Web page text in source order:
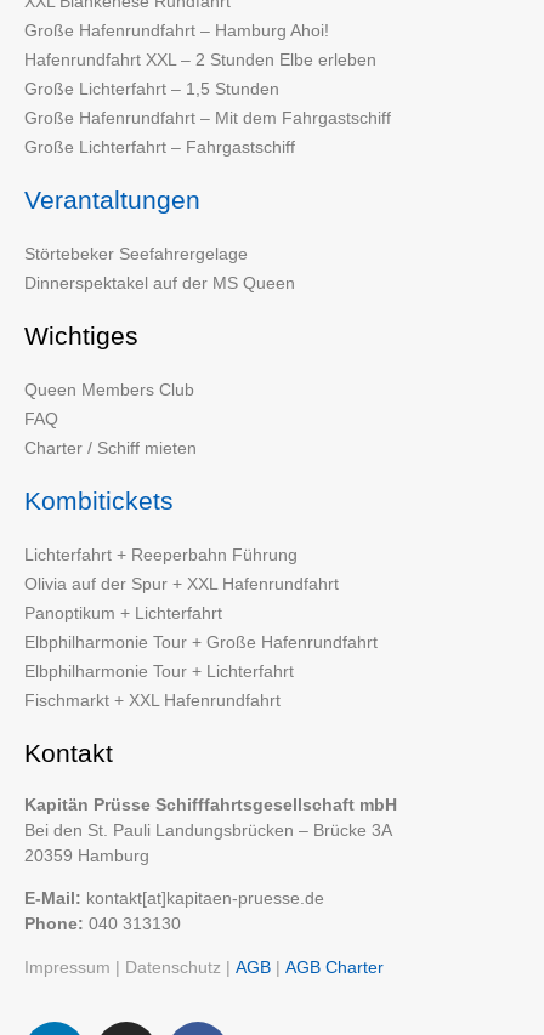
Große Hafenrundfahrt – Hamburg Ahoi!
Hafenrundfahrt XXL – 2 Stunden Elbe erleben
Große Lichterfahrt – 1,5 Stunden
Große Hafenrundfahrt – Mit dem Fahrgastschiff
Große Lichterfahrt – Fahrgastschiff
Verantaltungen
Störtebeker Seefahrergelage
Dinnerspektakel auf der MS Queen
Wichtiges
Queen Members Club
FAQ
Charter / Schiff mieten
Kombitickets
Lichterfahrt + Reeperbahn Führung
Olivia auf der Spur + XXL Hafenrundfahrt
Panoptikum + Lichterfahrt
Elbphilharmonie Tour + Große Hafenrundfahrt
Elbphilharmonie Tour + Lichterfahrt
Fischmarkt + XXL Hafenrundfahrt
Kontakt
Kapitän Prüsse Schifffahrtsgesellschaft mbH
Bei den St. Pauli Landungsbrücken – Brücke 3A
20359 Hamburg
E-Mail: kontakt[at]kapitaen-pruesse.de
Phone: 040 313130
Impressum | Datenschutz | AGB | AGB Charter